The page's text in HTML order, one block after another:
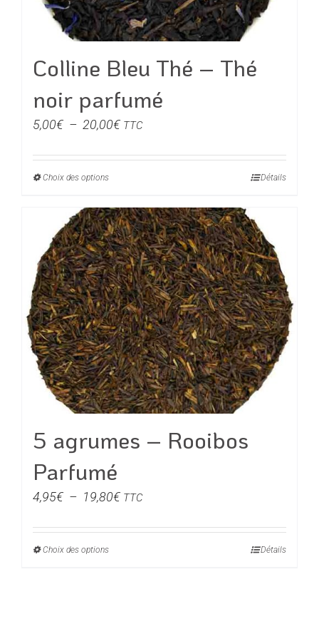
la
page
du
produit
Colline Bleu Thé – Thé
noir parfumé
5,00€ – 20,00€Plage
prix :
20,00€
TTC
Choix des optionsCe
a
plusieurs
variations.
Les
options
peuvent
être
choisies
sur
la
page
produit
Détails
5 agrumes – Rooibos
Parfumé
4,95€ – 19,80€Plage
prix :
TTC
Choix des optionsCe
Détails